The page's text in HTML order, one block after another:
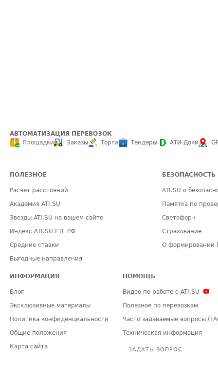
АВТОМАТИЗАЦИЯ ПЕРЕВОЗОК
Площадки
Заказы Торги Тендеры АТИ-Доки
ПОЛЕЗНОЕ
Расчет расстояний
Академия ATI.SU
Звезды ATI.SU на вашем сайте
Индекс ATI.SU FTL РФ
Средние ставки
Выгодные направления
БЕЗОПАСНОСТЬ
ATI.SU о
Памятка по
Светофор+
Страхование
О формировании
ИНФОРМАЦИЯ
Блог
Эксклюзивные материалы
Политика конфиденциальности
Общие положения
Карта сайта
ПОМОЩЬ
Видео по работе с ATI.SU
Полезное по перевозкам
Часто задаваемые вопросы
Техническая информация
ЗАДАТЬ ВОПРОС